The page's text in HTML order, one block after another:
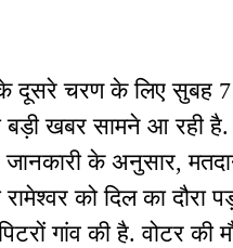
के दूसरे चरण के लिए सुबह
बड़ी खबर सामने आ रही
जानकारी के अनुसार,
को दिल का दौरा
गांव की है. वोटर की